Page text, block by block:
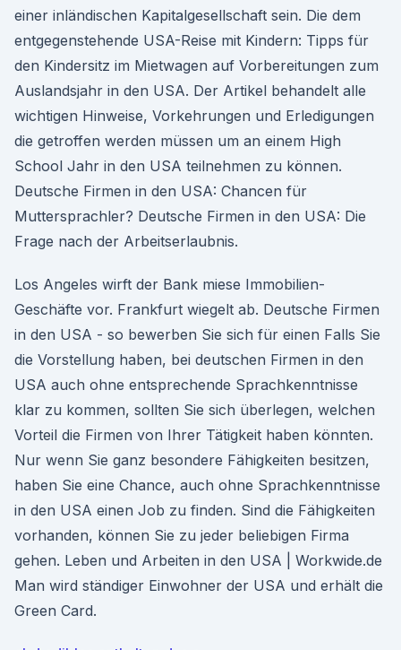
einer inländischen Kapitalgesellschaft sein. Die dem
entgegenstehende USA-Reise mit Kindern: Tipps für
den Kindersitz im Mietwagen auf Vorbereitungen zum
Auslandsjahr in den USA. Der Artikel behandelt alle
wichtigen Hinweise, Vorkehrungen und Erledigungen
die getroffen werden müssen um an einem High
School Jahr in den USA teilnehmen zu können.
Deutsche Firmen in den USA: Chancen für
Muttersprachler? Deutsche Firmen in den USA: Die
Frage nach der Arbeitserlaubnis.
Los Angeles wirft der Bank miese Immobilien-
Geschäfte vor. Frankfurt wiegelt ab. Deutsche Firmen
in den USA - so bewerben Sie sich für einen Falls Sie
die Vorstellung haben, bei deutschen Firmen in den
USA auch ohne entsprechende Sprachkenntnisse
klar zu kommen, sollten Sie sich überlegen, welchen
Vorteil die Firmen von Ihrer Tätigkeit haben könnten.
Nur wenn Sie ganz besondere Fähigkeiten besitzen,
haben Sie eine Chance, auch ohne Sprachkenntnisse
in den USA einen Job zu finden. Sind die Fähigkeiten
vorhanden, können Sie zu jeder beliebigen Firma
gehen. Leben und Arbeiten in den USA | Workwide.de
Man wird ständiger Einwohner der USA und erhält die
Green Card.